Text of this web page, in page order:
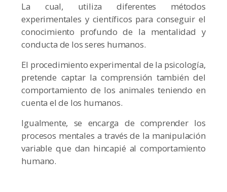
La cual, utiliza diferentes métodos
experimentales y científicos para conseguir el
conocimiento profundo de la mentalidad y
conducta de los seres humanos.
El procedimiento experimental de la psicología,
pretende captar la comprensión también del
comportamiento de los animales teniendo en
cuenta el de los humanos.
Igualmente, se encarga de comprender los
procesos mentales a través de la manipulación
variable que dan hincapié al comportamiento
humano.